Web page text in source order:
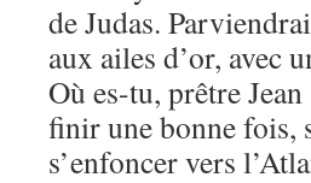
de Judas.
aux ailes d’or, avec
Où es-tu, prêtre
finir une bonne fois,
s’enfoncer vers